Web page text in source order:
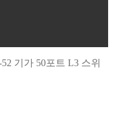
52 기가 50포트 L3 스위